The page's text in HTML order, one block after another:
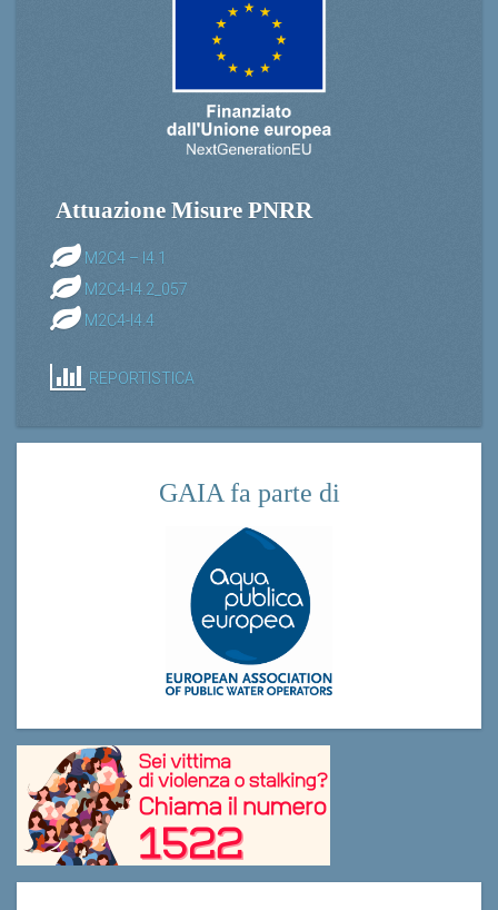
Attuazione Misure PNRR
M2C4 – I4.1
M2C4-I4.2_057
M2C4-I4.4
REPORTISTICA
GAIA fa parte di